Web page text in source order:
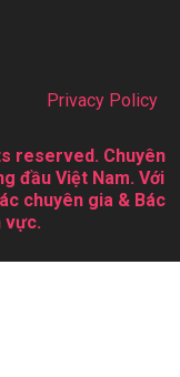
Privacy Policy
reserved. Chuyên
đầu Việt Nam. Với
chuyên gia & Bác
vực.